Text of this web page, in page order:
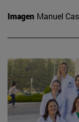
Imagen Manuel